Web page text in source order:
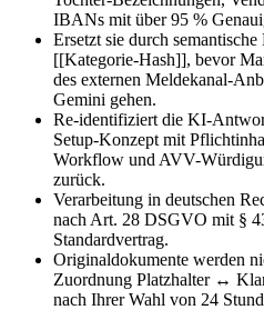
IBANs mit über 95 %
Ersetzt sie durch
[[Kategorie-Hash]], bevor
des externen Meldekanal-
Gemini gehen.
Re-identifiziert die KI-
Setup-Konzept mit
Workflow und AVV-
zurück.
Verarbeitung in deutschen
nach Art. 28 DSGVO mit §
Standardvertrag.
Originaldokumente werden
Zuordnung Platzhalter ↔
nach Ihrer Wahl von 24